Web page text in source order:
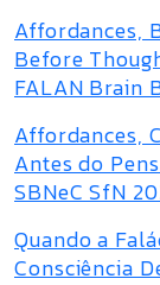
Affordances,
Before
FALAN Brain
Affordances,
Antes do
SBNeC SfN
Quando a
Consciência